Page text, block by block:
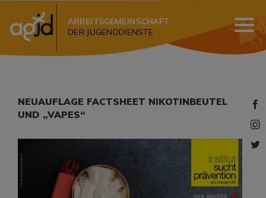
ARBEITSGEMEINSCHAFT
DER JUGENDDIENSTE
NEUAUFLAGE FACTSHEET NIKOTINBEUTEL
UND „VAPES“